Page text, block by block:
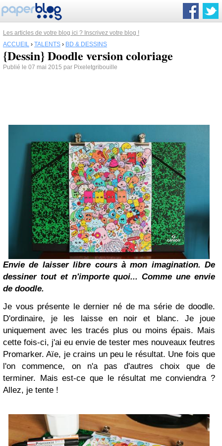
Les articles de votre blog ici ? Inscrivez votre blog !
ACCUEIL › TALENTS › BD & DESSINS
{Dessin} Doodle version coloriage
Publié le 07 mai 2015 par Pixeletgribouille
Envie de laisser libre cours à mon imagination. De
dessiner tout et n'importe quoi... Comme une envie
de doodle.
Je vous présente le dernier né de ma série de doodle.
D'ordinaire, je les laisse en noir et blanc. Je joue
uniquement avec les tracés plus ou moins épais. Mais
cette fois-ci, j'ai eu envie de tester mes nouveaux feutres
Promarker. Aïe, je crains un peu le résultat. Une fois que
l'on commence, on n'a pas d'autres choix que de
terminer. Mais est-ce que le résultat me conviendra ?
Allez, je tente !